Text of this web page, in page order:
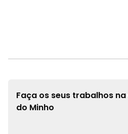
Faça os seus trabalhos na
do Minho